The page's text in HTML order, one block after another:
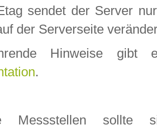
sendet der Server
der Serverseite
Hinweise
.
Messstellen sollte